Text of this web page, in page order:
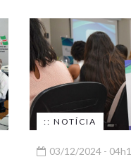
:: NOTÍCIA
03/12/2024 -